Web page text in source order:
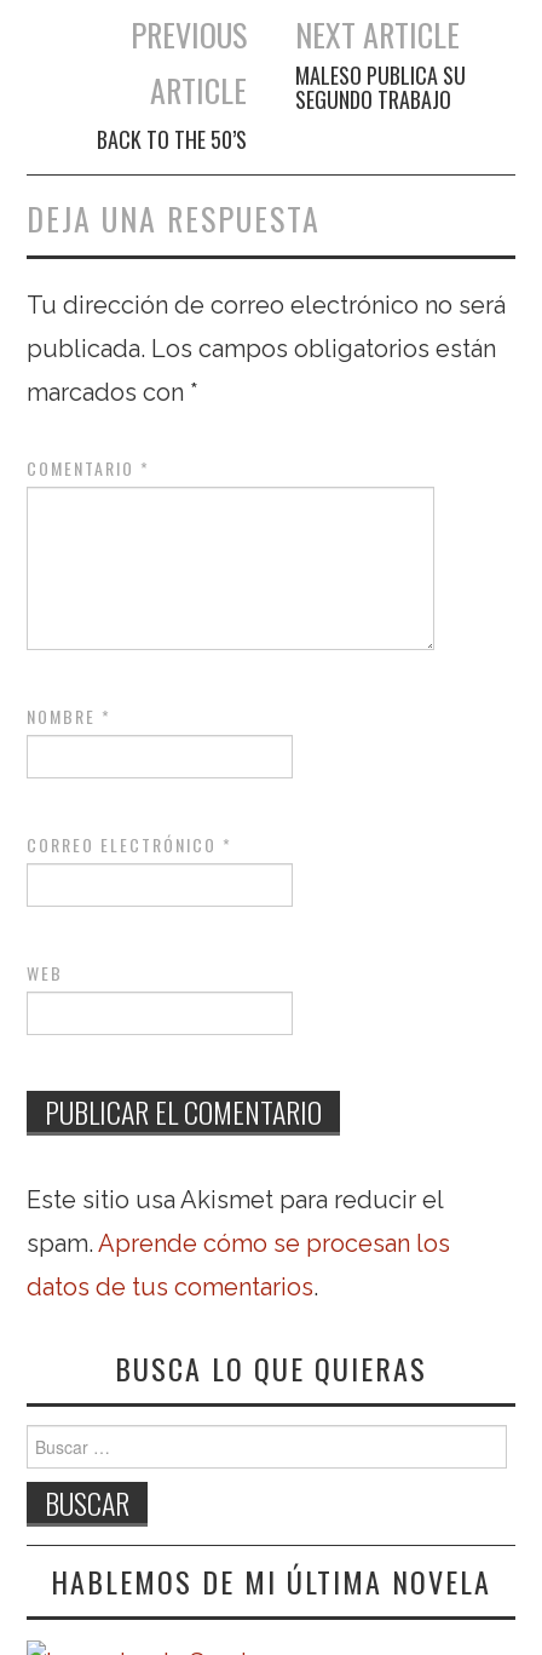
Navegación de entradas
PREVIOUS
ARTICLE
BACK TO THE 50’S
NEXT ARTICLE
MALESO PUBLICA SU
SEGUNDO TRABAJO
DEJA UNA RESPUESTA
Tu dirección de correo electrónico no será
publicada. Los campos obligatorios están
marcados con *
COMENTARIO *
NOMBRE *
CORREO ELECTRÓNICO *
WEB
Este sitio usa Akismet para reducir el
spam.Aprende cómo se procesan los
datos de tus comentarios.
BUSCA LO QUE QUIERAS
Buscar:
HABLEMOS DE MI ÚLTIMA NOVELA